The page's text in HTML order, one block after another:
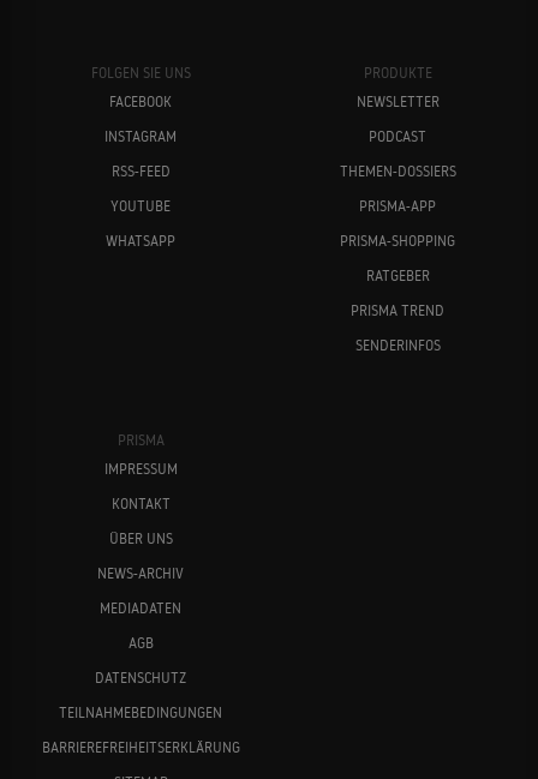
FOLGEN SIE UNS
FACEBOOK
INSTAGRAM
RSS-FEED
YOUTUBE
WHATSAPP
PRODUKTE
NEWSLETTER
PODCAST
THEMEN-DOSSIERS
PRISMA-APP
PRISMA-SHOPPING
RATGEBER
PRISMA TREND
SENDERINFOS
PRISMA
IMPRESSUM
KONTAKT
ÜBER UNS
NEWS-ARCHIV
MEDIADATEN
AGB
DATENSCHUTZ
TEILNAHMEBEDINGUNGEN
BARRIEREFREIHEITSERKLÄRUNG